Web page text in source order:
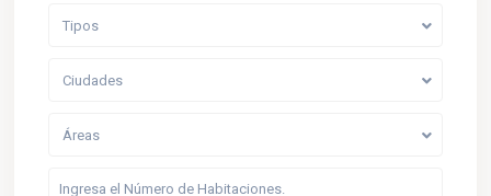
Tipos
Ciudades
Áreas